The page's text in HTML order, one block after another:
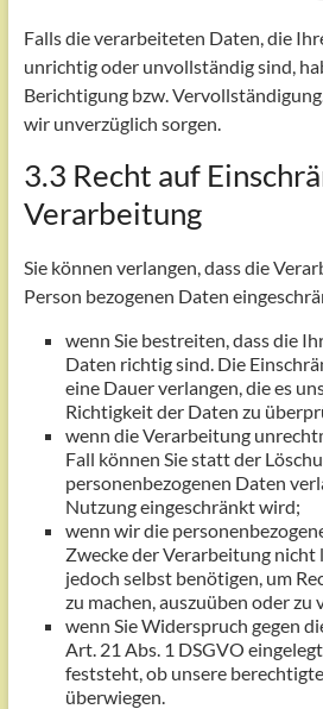
Falls die verarbeiteten Daten, die
unrichtig oder unvollständig sind,
Berichtigung bzw.
wir unverzüglich sorgen.
3.3 Recht auf
Verarbeitung
Sie können verlangen, dass die
Person bezogenen Daten
wenn Sie bestreiten, dass die
Daten richtig sind. Die
eine Dauer verlangen, die es
Richtigkeit der Daten zu
wenn die Verarbeitung
Fall können Sie statt der
personenbezogenen Daten
Nutzung eingeschränkt wird;
wenn wir die
Zwecke der Verarbeitung nicht
jedoch selbst benötigen, um
zu machen, auszuüben oder zu
wenn Sie Widerspruch gegen
Art. 21 Abs. 1 DSGVO
feststeht, ob unsere
überwiegen.